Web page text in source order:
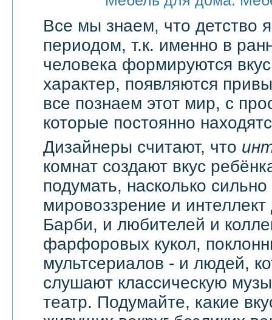
Все мы знаем, что детство
периодом, т.к. именно в
человека формируются
характер, появляются
все познаем этот мир, с
которые постоянно
Дизайнеры считают, что
комнат создают вкус
подумать, насколько сильно
мировоззрение и
Барби, и любителей и
фарфоровых кукол,
мультсериалов - и людей,
слушают классическую
театр. Подумайте, какие